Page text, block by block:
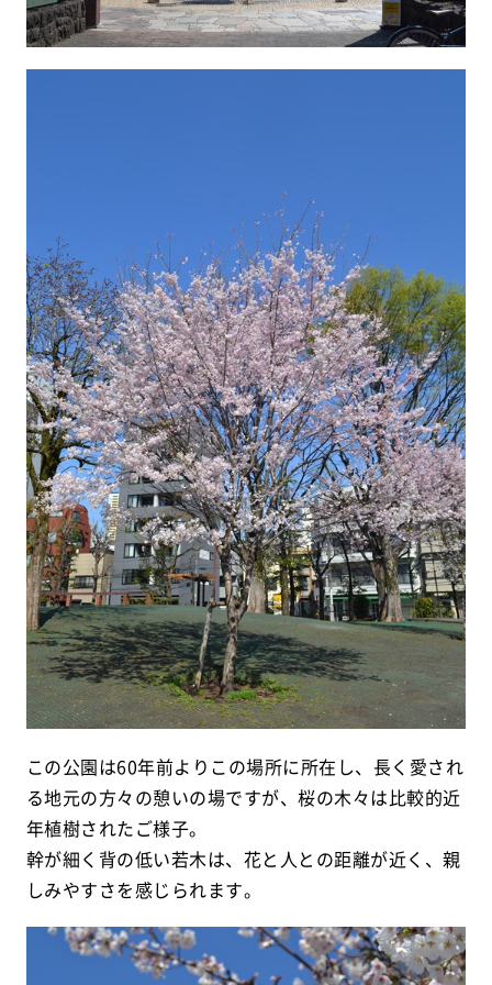
この公園は60年前よりこの場所に所在し、長く愛され
る地元の方々の憩いの場ですが、桜の木々は比較的近
年植樹されたご様子。
幹が細く背の低い若木は、花と人との距離が近く、親
しみやすさを感じられます。